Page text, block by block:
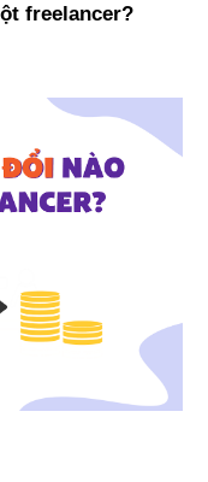
freelancer?